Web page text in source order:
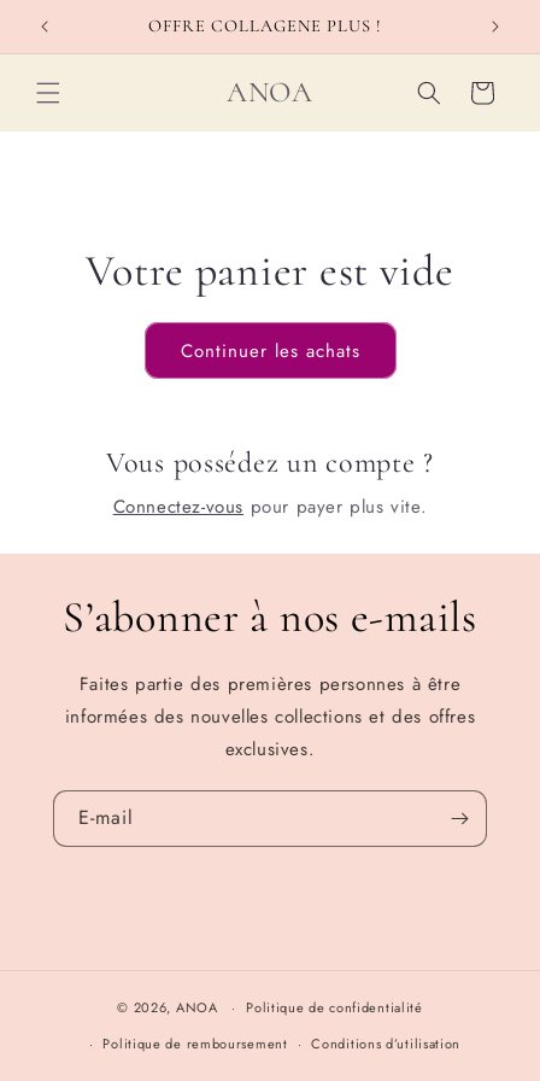
passer
au
OFFRE COLLAGENE PLUS !
ANOA Panier
Votre panier est vide
Continuer les achats
Vous possédez un compte ?
Connectez-vous pour payer plus vite.
S’abonner à nos e-mails
Faites partie des premières personnes à être
informées des nouvelles collections et des offres
exclusives.
E-mail
© 2026, ANOA
Politique de confidentialité
Politique de remboursement
Conditions d’utilisation